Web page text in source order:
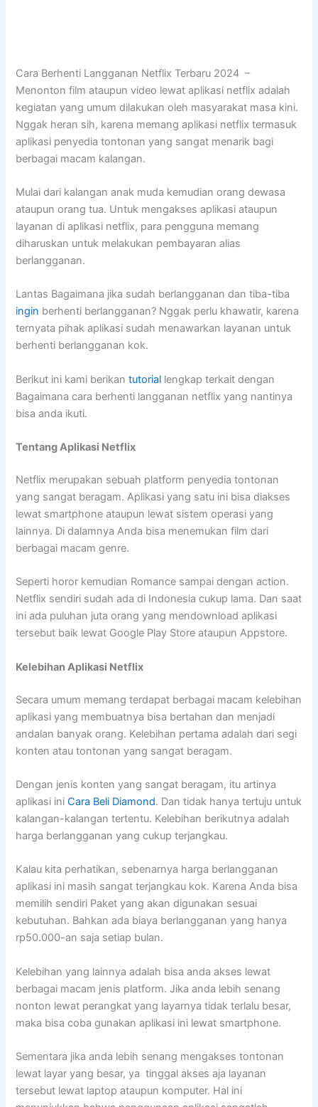
Cara Berhenti Langganan Netflix Terbaru 2024 –
Menonton film ataupun video lewat aplikasi netflix adalah
kegiatan yang umum dilakukan oleh masyarakat masa kini.
Nggak heran sih, karena memang aplikasi netflix termasuk
aplikasi penyedia tontonan yang sangat menarik bagi
berbagai macam kalangan.
Mulai dari kalangan anak muda kemudian orang dewasa
ataupun orang tua. Untuk mengakses aplikasi ataupun
layanan di aplikasi netflix, para pengguna memang
diharuskan untuk melakukan pembayaran alias
berlangganan.
Lantas Bagaimana jika sudah berlangganan dan tiba-tiba
ingin berhenti berlangganan? Nggak perlu khawatir, karena
ternyata pihak aplikasi sudah menawarkan layanan untuk
berhenti berlangganan kok.
Berikut ini kami berikantutorial lengkap terkait dengan
Bagaimana cara berhenti langganan netflix yang nantinya
bisa anda ikuti.
Tentang Aplikasi Netflix
Netflix merupakan sebuah platform penyedia tontonan
yang sangat beragam. Aplikasi yang satu ini bisa diakses
lewat smartphone ataupun lewat sistem operasi yang
lainnya. Di dalamnya Anda bisa menemukan film dari
berbagai macam genre.
Seperti horor kemudian Romance sampai dengan action.
Netflix sendiri sudah ada di Indonesia cukup lama. Dan saat
ini ada puluhan juta orang yang mendownload aplikasi
tersebut baik lewat Google Play Store ataupun Appstore.
Kelebihan Aplikasi Netflix
Secara umum memang terdapat berbagai macam kelebihan
aplikasi yang membuatnya bisa bertahan dan menjadi
andalan banyak orang. Kelebihan pertama adalah dari segi
konten atau tontonan yang sangat beragam.
Dengan jenis konten yang sangat beragam, itu artinya
aplikasi iniCara Beli Diamond. Dan tidak hanya tertuju untuk
kalangan-kalangan tertentu. Kelebihan berikutnya adalah
harga berlangganan yang cukup terjangkau.
Kalau kita perhatikan, sebenarnya harga berlangganan
aplikasi ini masih sangat terjangkau kok. Karena Anda bisa
memilih sendiri Paket yang akan digunakan sesuai
kebutuhan. Bahkan ada biaya berlangganan yang hanya
rp50.000-an saja setiap bulan.
Kelebihan yang lainnya adalah bisa anda akses lewat
berbagai macam jenis platform. Jika anda lebih senang
nonton lewat perangkat yang layarnya tidak terlalu besar,
maka bisa coba gunakan aplikasi ini lewat smartphone.
Sementara jika anda lebih senang mengakses tontonan
lewat layar yang besar, ya tinggal akses aja layanan
tersebut lewat laptop ataupun komputer. Hal ini